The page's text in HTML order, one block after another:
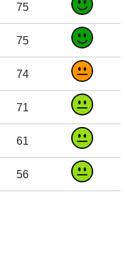
75
75
74
71
61
56